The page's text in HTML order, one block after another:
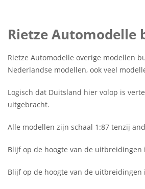
Rietze Automodelle
Rietze Automodelle overige modellen
Nederlandse modellen, ook veel
Logisch dat Duitsland hier volop is
uitgebracht.
Alle modellen zijn schaal 1:87 tenzij
Blijf op de hoogte van de
Blijf op de hoogte van de